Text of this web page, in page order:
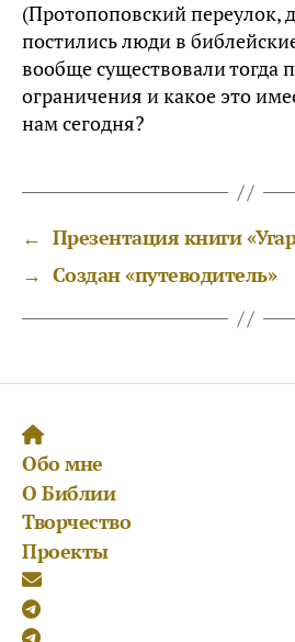
(Протопоповский переулок,
постились люди в
вообще существовали тогда
ограничения и какое это
нам сегодня?
← Презентация книги
→ Создан «путеводитель»
Обо мне
О Библии
Творчество
Проекты